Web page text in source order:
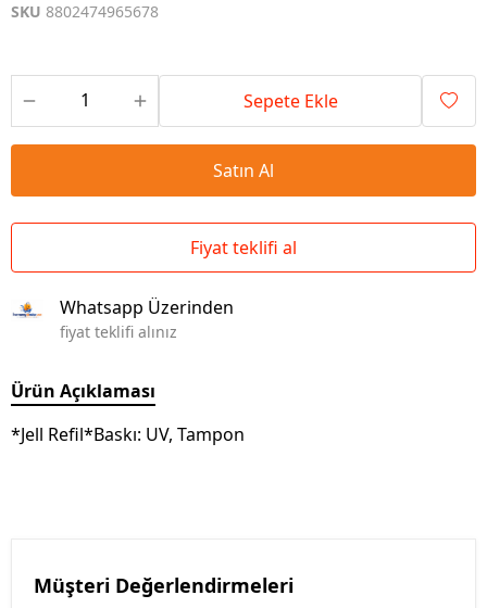
SKU 8802474965678
Sepete Ekle
Satın Al
Fiyat teklifi al
Whatsapp Üzerinden
fiyat teklifi alınız
Ürün Açıklaması
*Jell Refil*Baskı: UV, Tampon
Müşteri Değerlendirmeleri